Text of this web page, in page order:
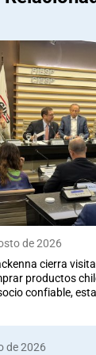
de 2026
cierra
productos
confiable,
de 2026